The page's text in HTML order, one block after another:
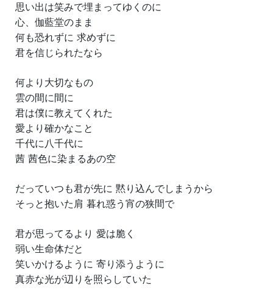
思い出は笑みで埋まってゆくのに
心、伽藍堂のまま
何も恐れずに 求めずに
君を信じられたなら
何より大切なもの
雲の間に間に
君は僕に教えてくれた
愛より確かなこと
千代に八千代に
茜 茜色に染まるあの空
だっていつも君が先に 黙り込んでしまうから
そっと抱いた肩 暮れ惑う宵の狭間で
君が思ってるより 愛は脆く
弱い生命体だと
笑いかけるように 寄り添うように
真赤な光が辺りを照らしていた